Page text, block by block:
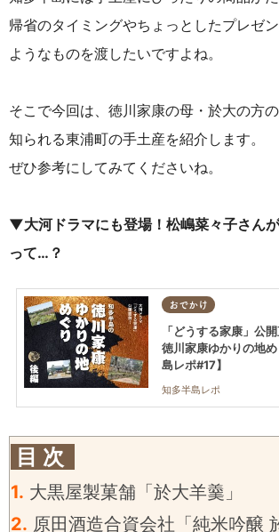
帰省のタイミングやちょっとしたプレゼ
ようなものを渡したいですよね。
そこで今回は、徳川家康の母・ 於大の方
知られる東浦町の手土産を紹介します。
ぜひ参考にしてみてくださいね。
▼大河ドラマにも登場！ 松嶋菜々子さん
って…？
おでかけ
「どうする家康」公
徳川家康ゆかりの地
島レポ#17】
知多半島レポ
目 次
1. 大黒屋製菓舗「於大羊羹」
2. 原田酒造合資会社「純米吟醸